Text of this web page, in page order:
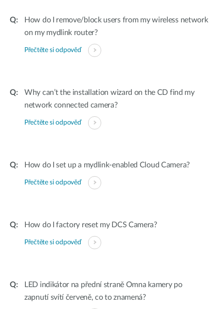
How do I remove/block users from my wireless network
on my mydlink router?
Přečtěte si odpověď
Why can’t the installation wizard on the CD find my
network connected camera?
Přečtěte si odpověď
How do I set up a mydlink-enabled Cloud Camera?
Přečtěte si odpověď
How do I factory reset my DCS Camera?
Přečtěte si odpověď
LED indikátor na přední straně Omna kamery po
zapnutí svítí červeně, co to znamená?